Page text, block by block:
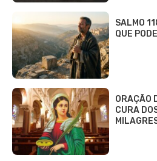
SALMO
QUE
ORAÇÃO
CURA